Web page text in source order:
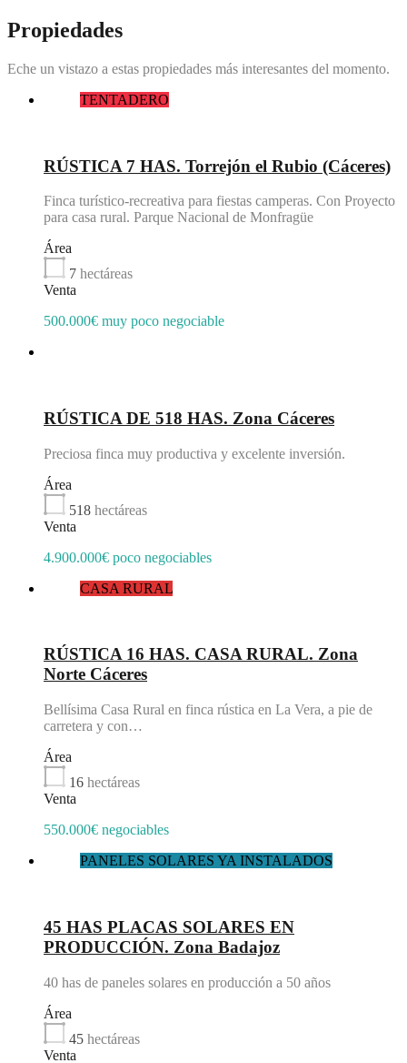
Propiedades
Eche un vistazo a estas propiedades más interesantes del momento.
TENTADERO
RÚSTICA 7 HAS. Torrejón el Rubio (Cáceres)
Finca turístico-recreativa para fiestas camperas. Con Proyecto
para casa rural. Parque Nacional de Monfragüe
Área
7 hectáreas
Venta
500.000€ muy poco negociable
RÚSTICA DE 518 HAS. Zona Cáceres
Preciosa finca muy productiva y excelente inversión.
Área
518 hectáreas
Venta
4.900.000€ poco negociables
CASA RURAL
RÚSTICA 16 HAS. CASA RURAL. Zona
Norte Cáceres
Bellísima Casa Rural en finca rústica en La Vera, a pie de
carretera y con…
Área
16 hectáreas
Venta
550.000€ negociables
PANELES SOLARES YA INSTALADOS
45 HAS PLACAS SOLARES EN
PRODUCCIÓN. Zona Badajoz
40 has de paneles solares en producción a 50 años
Área
45 hectáreas
Venta